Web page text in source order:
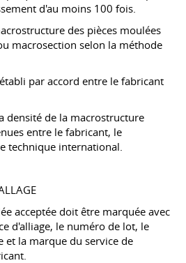
d'au moins 100 fois.
des pièces moulées
macrosection selon la méthode
par accord entre le fabricant
densité de la macrostructure
entre le fabricant, le
technique international.
acceptée doit être marquée avec
d'alliage, le numéro de lot, le
et la marque du service de